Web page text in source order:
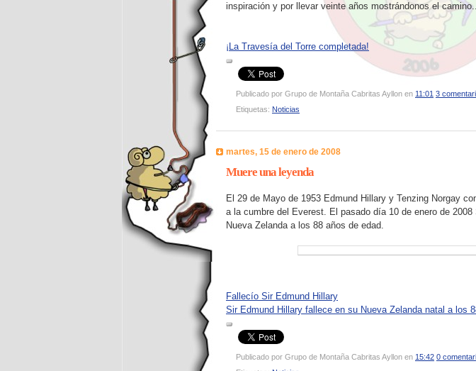
inspiración y por llevar veinte años mostrándonos el
¡La Travesía del Torre completada!
Publicado por Grupo de Montaña Cabritas Ayllon en 11:01 3
Etiquetas: Noticias
martes, 15 de enero de 2008
Muere una leyenda
El 29 de Mayo de 1953 Edmund Hillary y Tenzing Norgay
a la cumbre del Everest. El pasado día 10 de enero de
Nueva Zelanda a los 88 años de edad.
Fallecío Sir Edmund Hillary
Sir Edmund Hillary fallece en su Nueva Zelanda natal a los
Publicado por Grupo de Montaña Cabritas Ayllon en 15:42 0